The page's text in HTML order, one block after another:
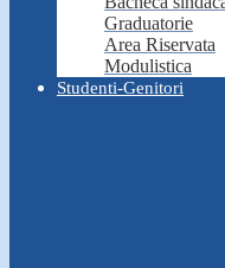
Graduatorie
Area Riservata
Modulistica
Studenti-Genitori